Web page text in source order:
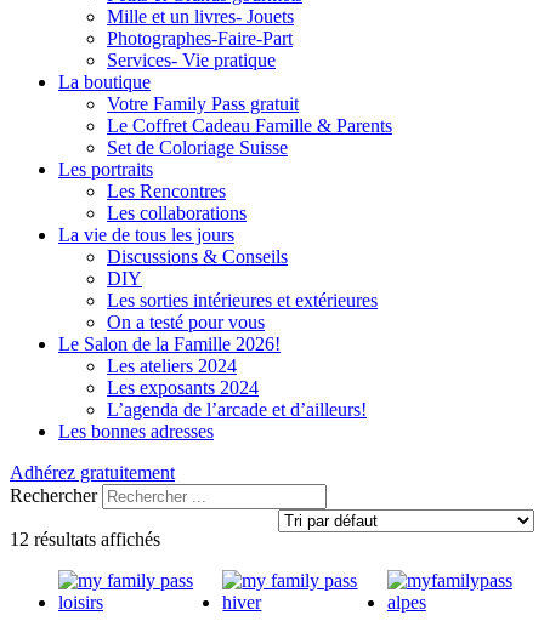
Mille et un livres- Jouets
Photographes-Faire-Part
Services- Vie pratique
La boutique
Votre Family Pass gratuit
Le Coffret Cadeau Famille & Parents
Set de Coloriage Suisse
Les portraits
Les Rencontres
Les collaborations
La vie de tous les jours
Discussions & Conseils
DIY
Les sorties intérieures et extérieures
On a testé pour vous
Le Salon de la Famille 2026!
Les ateliers 2024
Les exposants 2024
L’agenda de l’arcade et d’ailleurs!
Les bonnes adresses
Adhérez gratuitement
Rechercher
12 résultats affichés